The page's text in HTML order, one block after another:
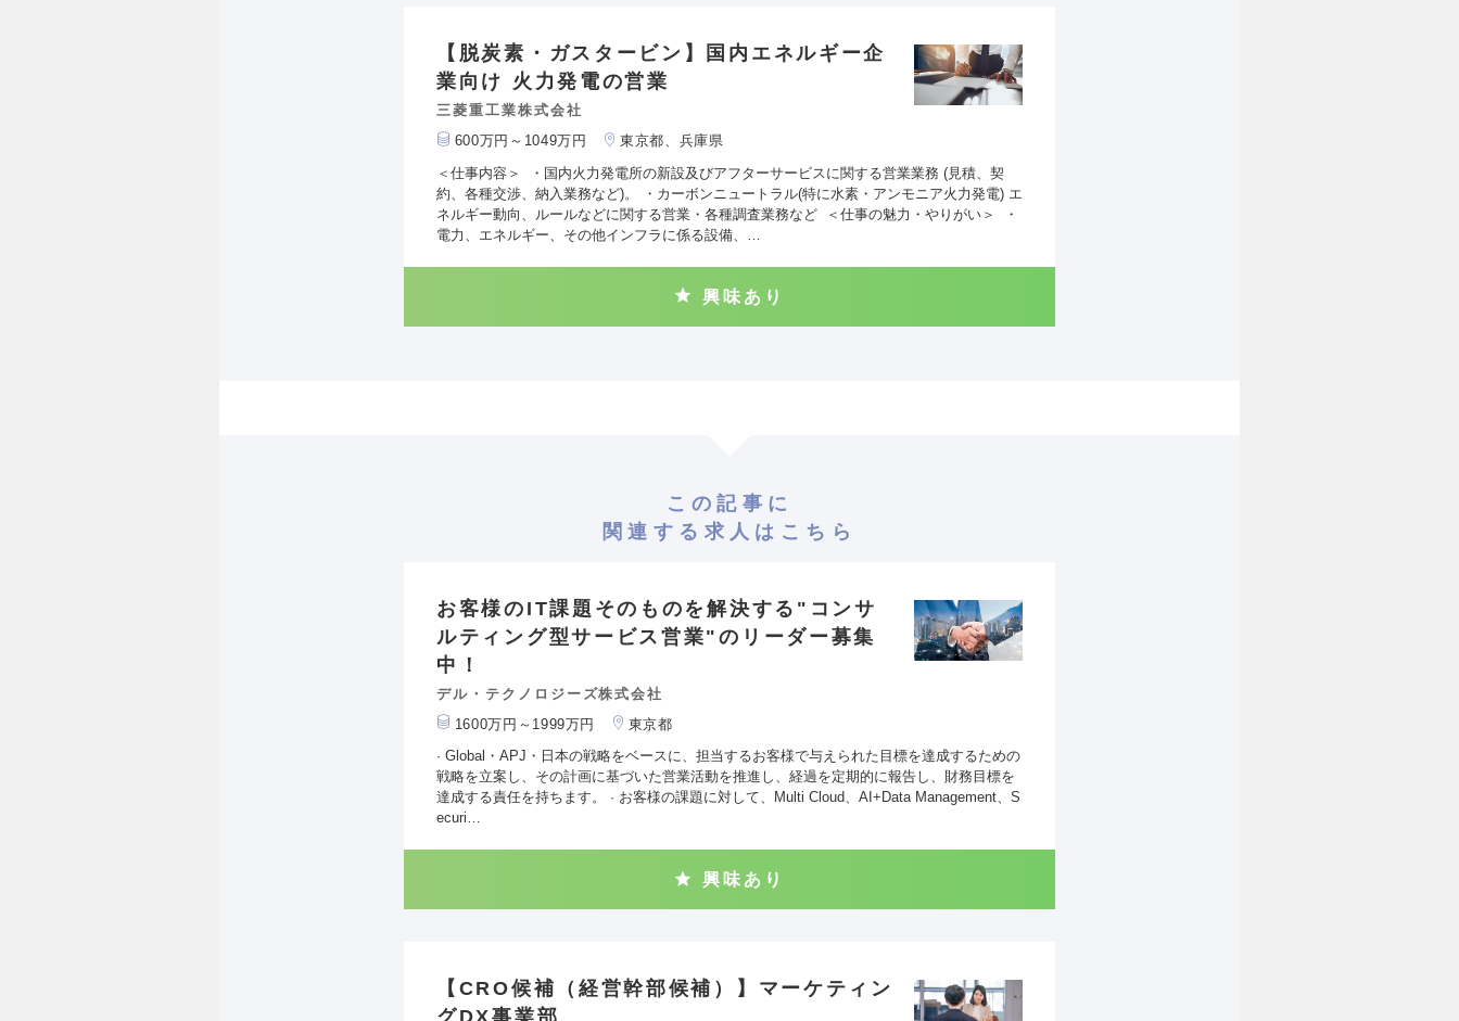
【脱炭素・ガスタービン】国内エネルギー企
業向け 火力発電の営業
三菱重工業株式会社
600万円～1049万円
東京都、兵庫県
＜仕事内容＞ ・国内火力発電所の新設及びアフターサービスに関する営業業務 (見積、契
約、各種交渉、納入業務など)。 ・カーボンニュートラル(特に水素・アンモニア火力発電) エ
ネルギー動向、ルールなどに関する営業・各種調査業務など ＜仕事の魅力・やりがい＞ ・
電力、エネルギー、その他インフラに係る設備、…
興味あり
この記事に
関連する求人はこちら
お客様のIT課題そのものを解決する"コンサ
ルティング型サービス営業"のリーダー募集
中！
デル・テクノロジーズ株式会社
1600万円～1999万円
東京都
· Global・APJ・日本の戦略をベースに、担当するお客様で与えられた目標を達成するための
戦略を立案し、その計画に基づいた営業活動を推進し、経過を定期的に報告し、財務目標を
達成する責任を持ちます。 · お客様の課題に対して、Multi Cloud、AI+Data Management、S
ecuri…
興味あり
【CRO候補（経営幹部候補）】マーケティン